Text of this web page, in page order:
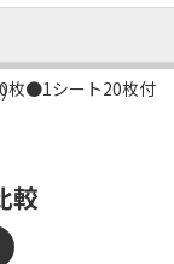
枚●1シート20枚付
較